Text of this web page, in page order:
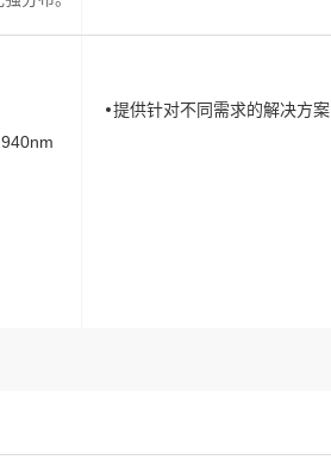
提供针对不同需求的解决方案